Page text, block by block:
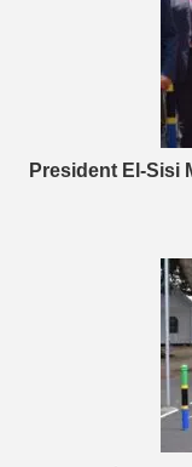
President El-Sisi